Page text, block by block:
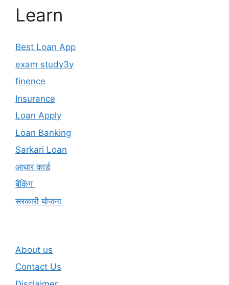
Learn
Best Loan App
exam study3y
finence
Insurance
Loan Apply
Loan Banking
Sarkari Loan
आधार कार्ड
बैंकिंग
सरकारी योजना
About us
Contact Us